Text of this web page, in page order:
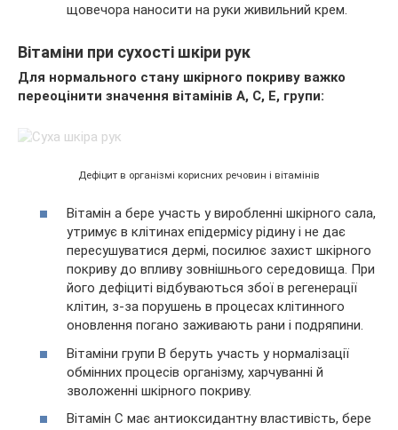
щовечора наносити на руки живильний крем.
Вітаміни при сухості шкіри рук
Для нормального стану шкірного покриву важко
переоцінити значення вітамінів A, С, Е, групи:
Дефіцит в організмі корисних речовин і вітамінів
Вітамін а бере участь у виробленні шкірного сала,
утримує в клітинах епідермісу рідину і не дає
пересушуватися дермі, посилює захист шкірного
покриву до впливу зовнішнього середовища. При
його дефіциті відбуваються збої в регенерації
клітин, з-за порушень в процесах клітинного
оновлення погано заживають рани і подряпини.
Вітаміни групи B беруть участь у нормалізації
обмінних процесів організму, харчуванні й
зволоженні шкірного покриву.
Вітамін C має антиоксидантну властивість, бере